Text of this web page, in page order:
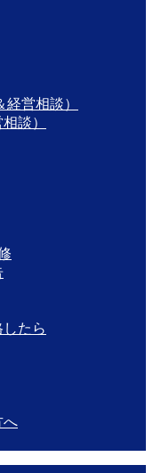
営相談）
談）
たら
へ